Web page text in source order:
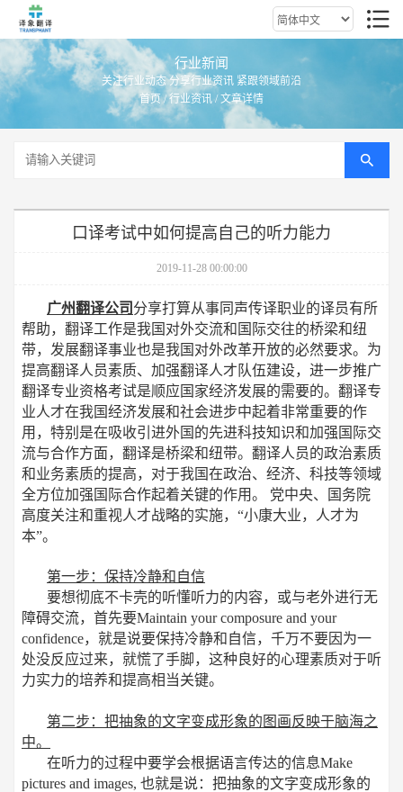
行业新闻
关注行业动态 分享行业资讯 紧跟领域前沿
首页/行业资讯 / 文章详情
口译考试中如何提高自己的听力能力
2019-11-28 00:00:00
广州翻译公司 分享打算从事同声传译职业的译员有所
帮助，翻译工作是我国对外交流和国际交往的桥梁和纽
带，发展翻译事业也是我国对外改革开放的必然要求。为
提高翻译人员素质、加强翻译人才队伍建设，进一步推广
翻译专业资格考试是顺应国家经济发展的需要的。翻译专
业人才在我国经济发展和社会进步中起着非常重要的作
用，特别是在吸收引进外国的先进科技知识和加强国际交
流与合作方面，翻译是桥梁和纽带。翻译人员的政治素质
和业务素质的提高，对于我国在政治、经济、科技等领域
全方位加强国际合作起着关键的作用。 党中央、国务院
高度关注和重视人才战略的实施，“小康大业，人才为
本”。
第一步：保持冷静和自信
要想彻底不卡壳的听懂听力的内容，或与老外进行无
障碍交流，首先要Maintain your composure and your
confidence，就是说要保持冷静和自信，千万不要因为一
处没反应过来，就慌了手脚，这种良好的心理素质对于听
力实力的培养和提高相当关键。
第二步：把抽象的文字变成形象的图画反映于脑海之
中。
在听力的过程中要学会根据语言传达的信息Make
pictures and images, 也就是说：把抽象的文字变成形象的